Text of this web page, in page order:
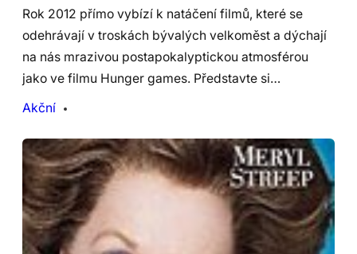
Rok 2012 přímo vybízí k natáčení filmů, které se
odehrávají v troskách bývalých velkoměst a dýchají
na nás mrazivou postapokalyptickou atmosférou
jako ve filmu Hunger games. Představte si…
Akční